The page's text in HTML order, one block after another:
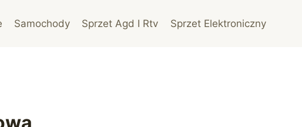
Samochody Sprzet Agd I Rtv Sprzet Elektroniczny